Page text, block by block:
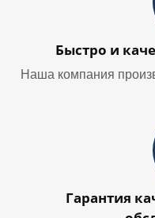
Быстро и
Наша компания
Гарантия